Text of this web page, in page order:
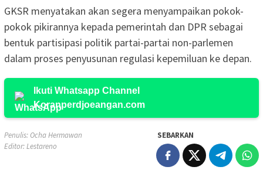
GKSR menyatakan akan segera menyampaikan pokok-
pokok pikirannya kepada pemerintah dan DPR sebagai
bentuk partisipasi politik partai-partai non-parlemen
dalam proses penyusunan regulasi kepemiluan ke depan.
Ikuti Whatsapp Channel
Koranperdjoeangan.com
Penulis: Ocha Hermawan
Editor: Lestareno
SEBARKAN